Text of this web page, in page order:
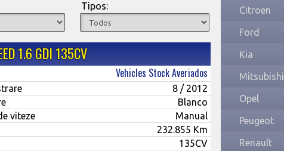
Citroen
Ford
Kia
Mitsubishi
Opel
Peugeot
Renault
Tipos:
1.6 GDI 135CV
Vehicles Stock Averiados
8 / 2012
Blanco
viteze
Manual
232.855 Km
135CV